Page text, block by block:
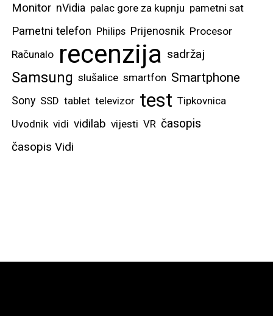
Monitor nVidia palac gore za kupnju pametni sat
Pametni telefon Philips Prijenosnik Procesor
Računalo recenzija sadržaj
Samsung slušalice smartfon Smartphone
Sony SSD tablet televizor test Tipkovnica
Uvodnik vidi vidilab vijesti VR časopis
časopis Vidi